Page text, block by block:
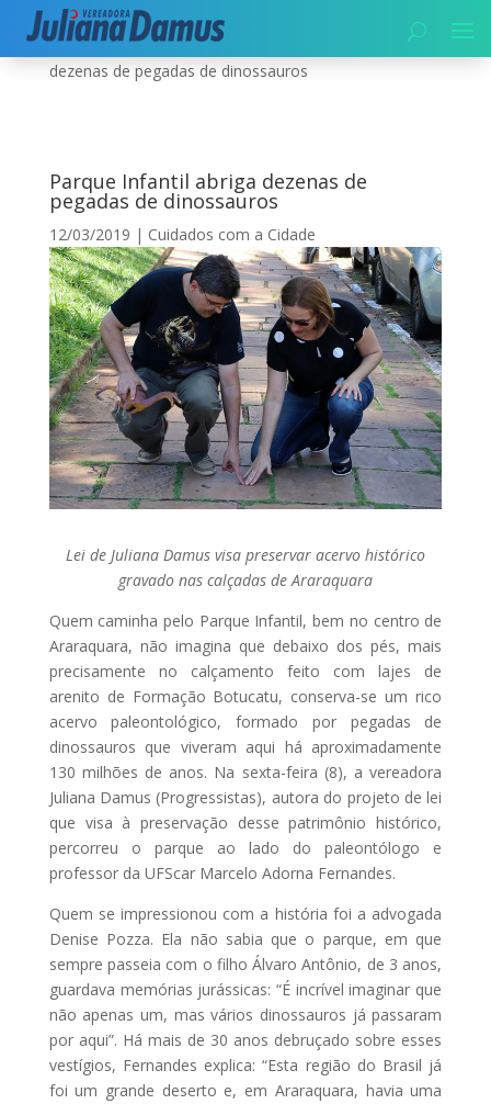
Início|Cuidados com a Cidade
Parque Infantil abriga
dezenas de pegadas de dinossauros
Parque Infantil abriga dezenas de
pegadas de dinossauros
12/03/2019 | Cuidados com a Cidade
Lei de Juliana Damus visa preservar acervo histórico
gravado nas calçadas de Araraquara
Quem caminha pelo Parque Infantil, bem no centro de
Araraquara, não imagina que debaixo dos pés, mais
precisamente no calçamento feito com lajes de
arenito de Formação Botucatu, conserva-se um rico
acervo paleontológico, formado por pegadas de
dinossauros que viveram aqui há aproximadamente
130 milhões de anos. Na sexta-feira (8), a vereadora
Juliana Damus (Progressistas), autora do projeto de lei
que visa à preservação desse patrimônio histórico,
percorreu o parque ao lado do paleontólogo e
professor da UFScar Marcelo Adorna Fernandes.
Quem se impressionou com a história foi a advogada
Denise Pozza. Ela não sabia que o parque, em que
sempre passeia com o filho Álvaro Antônio, de 3 anos,
guardava memórias jurássicas: “É incrível imaginar que
não apenas um, mas vários dinossauros já passaram
por aqui”. Há mais de 30 anos debruçado sobre esses
vestígios, Fernandes explica: “Esta região do Brasil já
foi um grande deserto e, em Araraquara, havia uma